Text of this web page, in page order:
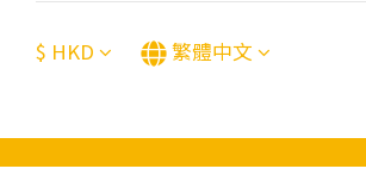
$ HKD 繁體中文